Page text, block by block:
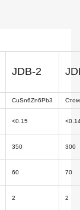
JDB-2
CuSn6Zn6Pb3
<0.15
350 300
60 70
2 2